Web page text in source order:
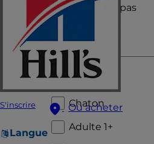
S'inscrire Où acheter
Langue
Sachets repas
Cycle de vie
Chaton
Adulte 1+